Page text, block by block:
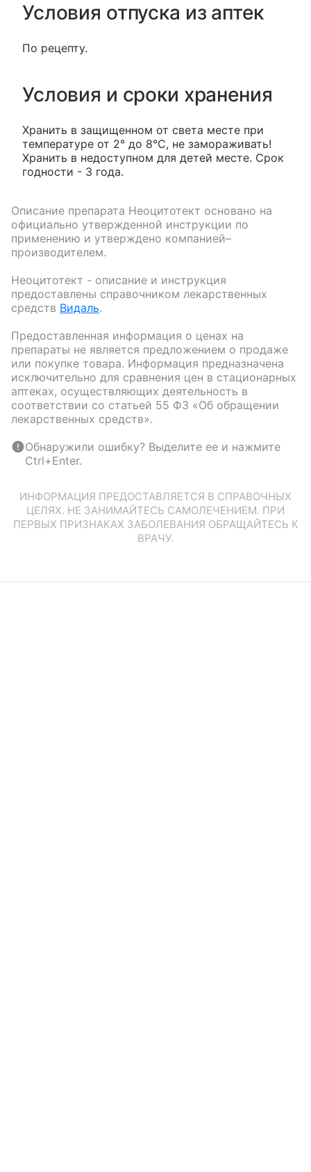
Условия отпуска из аптек
По рецепту.
Условия и сроки хранения
Хранить в защищенном от света месте при
температуре от 2° до 8°С, не замораживать!
Хранить в недоступном для детей месте. Срок
годности - 3 года.
Описание препарата Неоцитотект основано на
официально утвержденной инструкции по
применению и утверждено компанией–
производителем.
Неоцитотект - описание и инструкция
предоставлены справочником лекарственных
средств Видаль.
Предоставленная информация о ценах на
препараты не является предложением о продаже
или покупке товара. Информация предназначена
исключительно для сравнения цен в стационарных
аптеках, осуществляющих деятельность в
соответствии со статьей 55 ФЗ «Об обращении
лекарственных средств».
Обнаружили ошибку? Выделите ее и нажмите
Ctrl+Enter.
ИНФОРМАЦИЯ ПРЕДОСТАВЛЯЕТСЯ В СПРАВОЧНЫХ
ЦЕЛЯХ. НЕ ЗАНИМАЙТЕСЬ САМОЛЕЧЕНИЕМ. ПРИ
ПЕРВЫХ ПРИЗНАКАХ ЗАБОЛЕВАНИЯ ОБРАЩАЙТЕСЬ К
ВРАЧУ.